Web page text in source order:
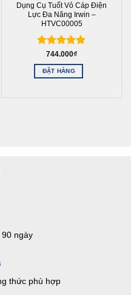
Dụng Cụ Tuốt Vỏ Cáp Điện
Lực Đa Năng Irwin –
HTVC00005
Được xếp
hạng55
sao
744.000₫
ĐẶT HÀNG
ngày
thức phù hợp